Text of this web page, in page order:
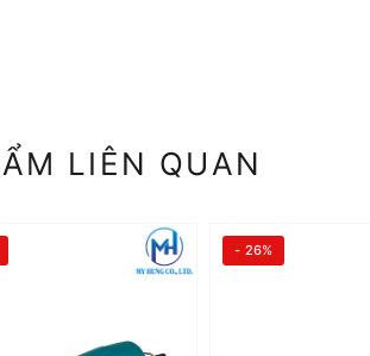
LIÊN QUAN
- 26%